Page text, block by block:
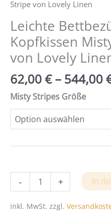
Stripe von Lovely Linen
Leichte
Kopfkissen
von Lovely
62,00€– 544,00
Misty Stripes Größe
-
Bettbezüge
oder
+ In
inkl. MwSt. zzgl.